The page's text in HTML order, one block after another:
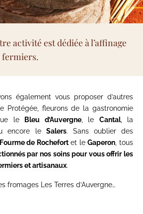
activité est dédiée à l’affinage
fermiers.
également vous proposer d’autres
Protégée, fleurons de la gastronomie
le Bleu d’Auvergne, le Cantal, la
encore le Salers. Sans oublier des
Fourme de Rochefortet leGaperon , tous
par nos soins pour vous offrir les
et artisanaux.
fromages Les Terres d’Auvergne…